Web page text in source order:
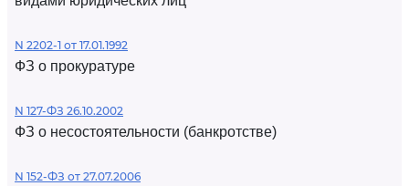
N 2202-1 от 17.01.1992
ФЗ о прокуратуре
N 127-ФЗ 26.10.2002
ФЗ о несостоятельности (банкротстве)
N 152-ФЗ от 27.07.2006